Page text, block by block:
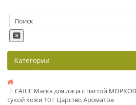
Категории
САШЕ Маска для лица с пастой
сухой кожи 10 г Царство Ароматов